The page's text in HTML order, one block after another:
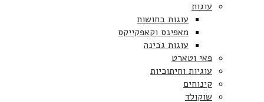
עוגות
עוגות בחושות
מאפינס וקאפקייקס
עוגות גבינה
פאי וטארט
עוגיות וחיתוכיות
קינוחים
שוקולד